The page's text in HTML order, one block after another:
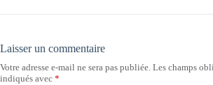
Laisser un commentaire
Votre adresse e-mail ne sera pas publiée. Les champs
indiqués avec *